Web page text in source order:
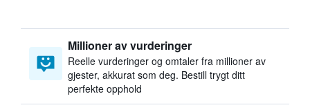
Millioner av vurderinger
Reelle vurderinger og omtaler fra millioner av
gjester, akkurat som deg. Bestill trygt ditt
perfekte opphold